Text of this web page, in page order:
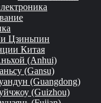
Цзиньпин
Китая
(Anhui)
(Gansu)
(Guangdong)
(Guizhou)